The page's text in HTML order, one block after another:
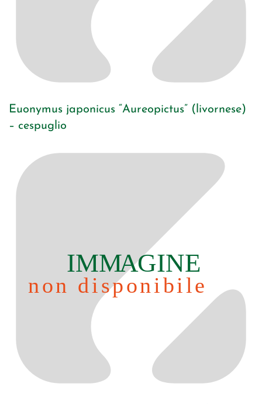
Euonymus japonicus “Aureopictus” (livornese)
– cespuglio